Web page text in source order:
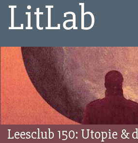
LitLab
Direct
naar
inhoud
Leesclub 150: Utopie &